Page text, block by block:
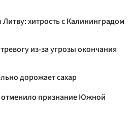
хитрость с Калининградом
из-за угрозы окончания
дорожает сахар
отменило признание Южной